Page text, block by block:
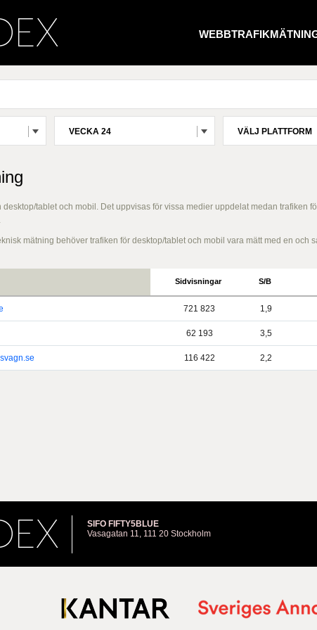
VECKA 24 VÄLJ PLATTFORM
desktop/tablet och mobil. Det uppvisas för vissa medier uppdelat medan trafiken
mätning behöver trafiken för desktop/tablet och mobil vara mätt med en och
Sidvisningar S/B
721 823 1,9
62 193 3,5
116 422 2,2
SIFO FIFTY5BLUE
Vasagatan 11, 111 20 Stockholm